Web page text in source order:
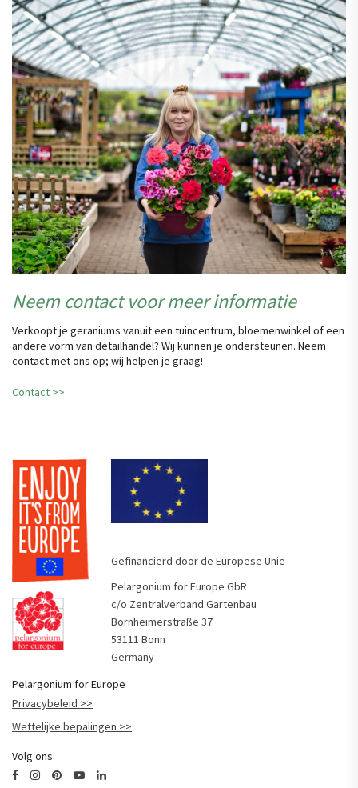
Neem contact voor meer informatie
Verkoopt je geraniums vanuit een tuincentrum, bloemenwinkel of een
andere vorm van detailhandel? Wij kunnen je ondersteunen. Neem
contact met ons op; wij helpen je graag!
Contact >>
Gefinancierd door de Europese Unie
Pelargonium for Europe GbR
c/o Zentralverband Gartenbau
Bornheimerstraße 37
53111 Bonn
Germany
Pelargonium for Europe
Privacybeleid
Wettelijke bepalingen
Volg ons